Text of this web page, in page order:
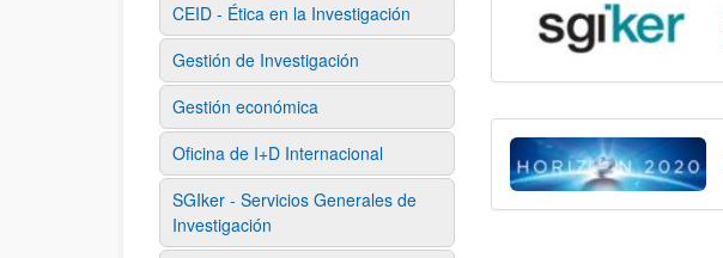
CEID - Ética en la Investigación
Gestión de Investigación
Gestión económica
Oficina de I+D Internacional
SGIker - Servicios Generales de
Investigación